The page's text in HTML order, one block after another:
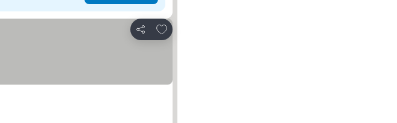
Compartir
Agregar a favoritos